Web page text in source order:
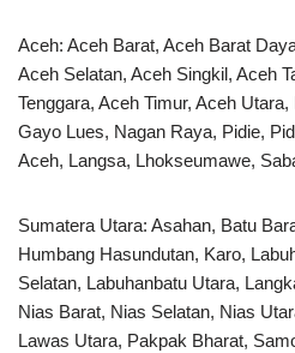
Aceh: Aceh Barat, Aceh Barat
Aceh Selatan, Aceh Singkil, Aceh
Tenggara, Aceh Timur, Aceh
Gayo Lues, Nagan Raya, Pidie,
Aceh, Langsa, Lhokseumawe,
Sumatera Utara: Asahan, Batu
Humbang Hasundutan, Karo,
Selatan, Labuhanbatu Utara,
Nias Barat, Nias Selatan, Nias
Lawas Utara, Pakpak Bharat,